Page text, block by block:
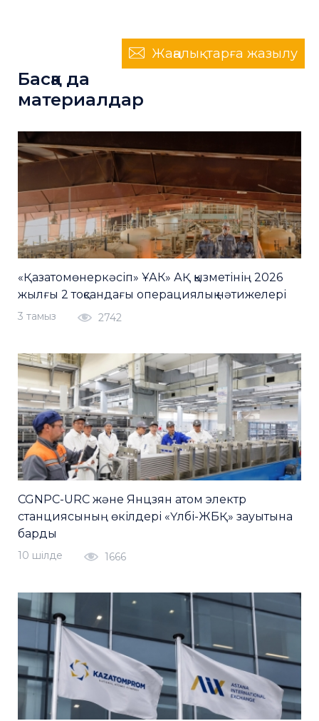
Жаңалықтарға жазылу
Басқа да
материалдар
«Қазатомөнеркәсіп» ҰАК» АҚ қызметінің 2026
жылғы 2 тоқсандағы операциялық нәтижелері
3 тамыз 2742
CGNPC-URC және Янцзян атом электр
станциясының өкілдері «Үлбі-ЖБҚ» зауытына
барды
10 шiлде 1666